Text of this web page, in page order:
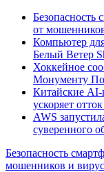
Безопасность
от
Компьютер
Белый Ветер
Хоккейное
Монументу
Китайские
ускоряет
AWS
суверенного
Безопасность
мошенников и